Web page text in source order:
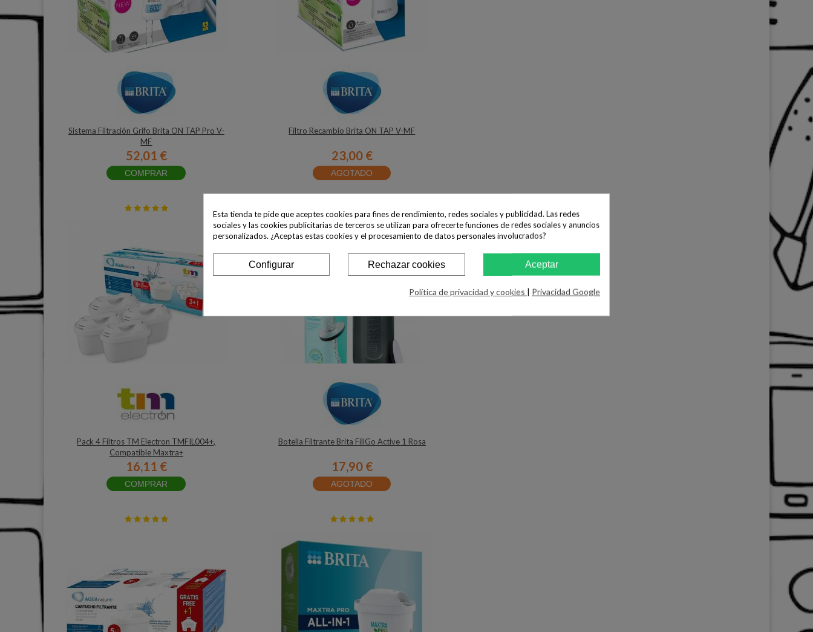
Sistema Filtración Grifo Brita ON TAP Pro V-
MF
52,01 €
COMPRAR
Filtro Recambio Brita ON TAP V-MF
23,00 €
AGOTADO
Pack 4 Filtros TM Electron TMFIL004+,
Compatible Maxtra+
16,11 €
COMPRAR
Sin Stock
Botella Filtrante Brita FillGo Active 1 Rosa
17,90 €
AGOTADO
Esta tienda te pide que aceptes cookies para fines de rendimiento, redes sociales y publicidad. Las redes
sociales y las cookies publicitarias de terceros se utilizan para ofrecerte funciones de redes sociales y anuncios
personalizados. ¿Aceptas estas cookies y el procesamiento de datos personales involucrados?
Aceptar
Rechazar cookies
Configurar
Política de privacidad y cookies | Privacidad Google